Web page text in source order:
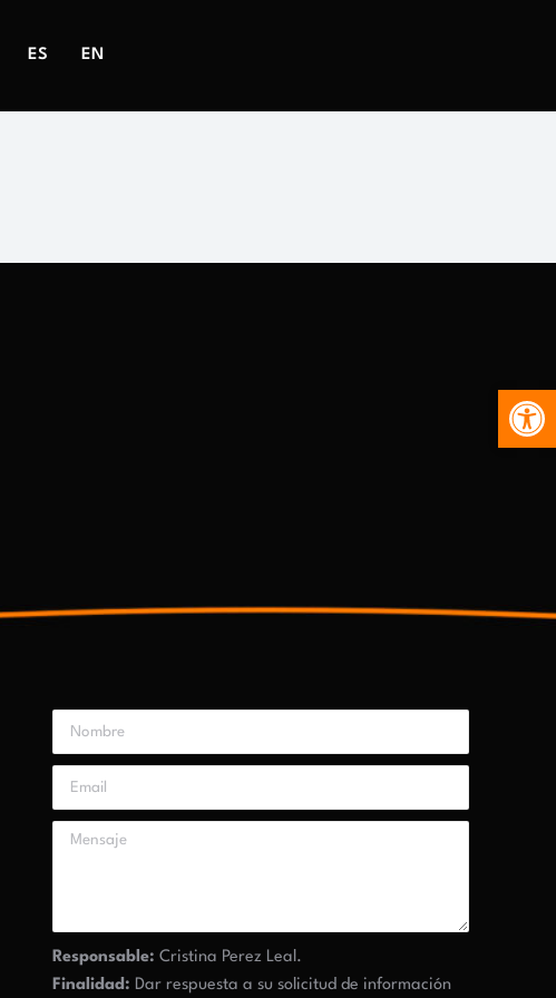
ES EN
Responsable: Cristina Perez Leal.
Finalidad: Dar respuesta a su solicitud de información